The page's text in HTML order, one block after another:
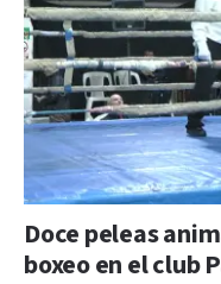
Doce peleas
boxeo en el club